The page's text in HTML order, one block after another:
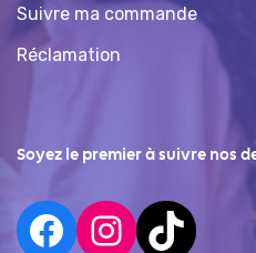
Suivre ma commande
Réclamation
Soyez le premier à suivre nos